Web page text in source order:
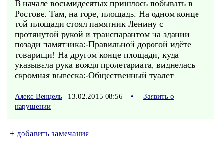
В начале восьмидесятых пришлось побывать в
Ростове. Там, на горе, площадь. На одном конце
той площади стоял памятник Ленину с
протянутой рукой и транспарантом на здании
позади памятника:-Правильной дорогой идёте
товарищи! На другом конце площади, куда
указывала рука вождя пролетариата, виднелась
скромная вывеска:-Общественный туалет!
Алекс Венцель 13.02.2015 08:56 •
Заявить о
нарушении
+ добавить замечания